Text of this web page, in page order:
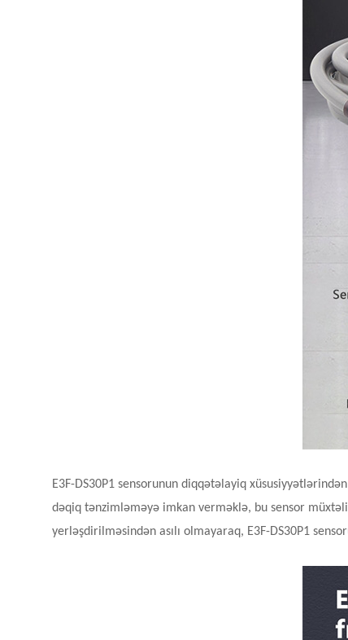
E3F-DS30P1 sensorunun diqqətəlayiq
dəqiq tənzimləməyə imkan verməklə, bu sensor
yerləşdirilməsindən asılı olmayaraq, E3F-DS30P1